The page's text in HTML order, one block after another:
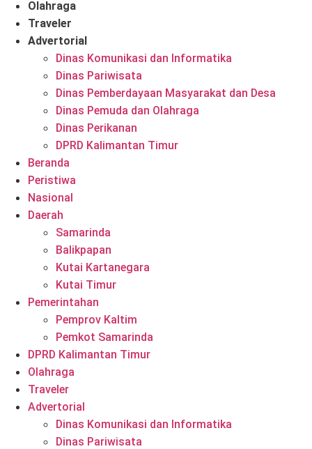
Olahraga
Traveler
Advertorial
Dinas Komunikasi dan Informatika
Dinas Pariwisata
Dinas Pemberdayaan Masyarakat dan Desa
Dinas Pemuda dan Olahraga
Dinas Perikanan
DPRD Kalimantan Timur
Beranda
Peristiwa
Nasional
Daerah
Samarinda
Balikpapan
Kutai Kartanegara
Kutai Timur
Pemerintahan
Pemprov Kaltim
Pemkot Samarinda
DPRD Kalimantan Timur
Olahraga
Traveler
Advertorial
Dinas Komunikasi dan Informatika
Dinas Pariwisata